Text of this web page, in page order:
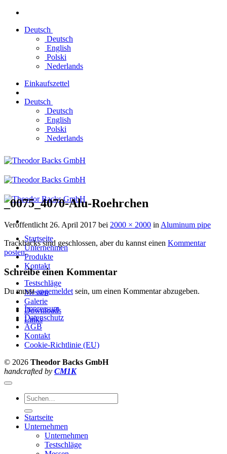
Zum
springenDeutsch
Deutsch
English
Polski
Nederlands
Einkaufszettel
Deutsch
Deutsch
English
Polski
Nederlands
Startseite
Unternehmen
Produkte
Kontakt
Testschläge
Messen
Galerie
Downloads
Links
_0075_4070-Alu-Roehrchen
Veröffentlicht 26. April 2017 bei 2000 × 2000 in Aluminum pipe
Trackbacks sind geschlossen, aber du kannst einen Kommentar
posten.
Schreibe einen Kommentar
Du musstangemeldet sein, um einen Kommentar abzugeben.
Impressum
Datenschutz
AGB
Kontakt
Cookie-Richtlinie (EU)
© 2026 Theodor Backs GmbH
handcrafted by CM1K
Suche
nach:
Startseite
Unternehmen
Unternehmen
Testschläge